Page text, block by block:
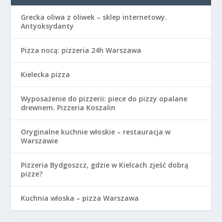
Grecka oliwa z oliwek – sklep internetowy.
Antyoksydanty
Pizza nocą: pizzeria 24h Warszawa
Kielecka pizza
Wyposażenie do pizzerii: piece do pizzy opalane
drewnem. Pizzeria Koszalin
Oryginalne kuchnie włoskie – restauracja w
Warszawie
Pizzeria Bydgoszcz, gdzie w Kielcach zjeść dobrą
pizze?
Kuchnia włoska – pizza Warszawa